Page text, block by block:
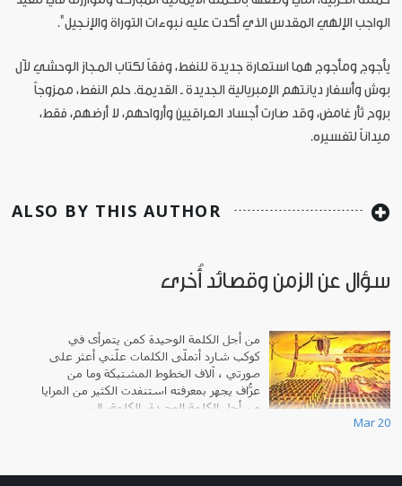
الواجب الإلهي المقدس الذي أكدت عليه نبوءات التوراة والإنجيل".
يأجوج ومأجوج هما استعارة جديدة للنفط، وفقاً لكتاب المجاز الوحشي لآل
بوش وأسفار ديانتهم الإمبريالية الجديدة ـ القديمة. حلم النفط، ممزوجاً
بروح ثأر غامض، وقد صارت أجساد العراقيين وأرواحهم، لا أرضهم، فقط،
ميداناً لتفسيره.
ALSO BY THIS AUTHOR
سؤال عن الزمن وقصائد أُخرى
من أجل الكلمة الوحيدة كمن يتمرأى في
كوكب شارد أتملّى الكلمات علّني أعثر على
صورتي ، آلاف الخطوط المشتبكة وما من
عرّاف يجهر بمعرفته استنفدتُ الكثير من المرايا
من أجل الكلمة الوحيدة، الكلمة، ال
Mar 20